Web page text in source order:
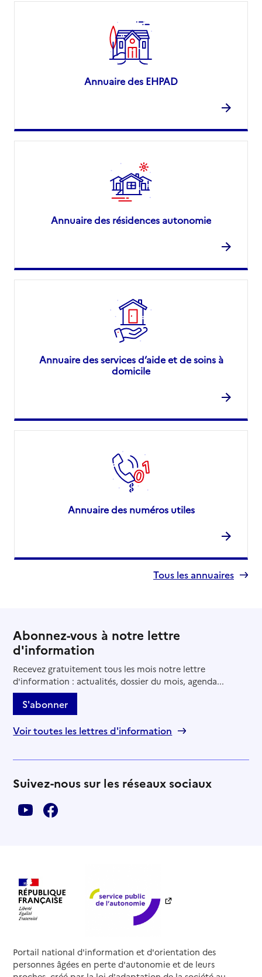
Annuaire des EHPAD
Annuaire des résidences autonomie
Annuaire des services d’aide et de soins à
domicile
Annuaire des numéros utiles
Tous les annuaires
Abonnez-vous à notre lettre
d'information
Recevez gratuitement tous les mois notre lettre
d'information : actualités, dossier du mois, agenda...
S'abonner
Voir toutes les lettres d'information
Suivez-nous sur les réseaux sociaux
Portail national d'information et d'orientation des
personnes âgées en perte d'autonomie et de leurs